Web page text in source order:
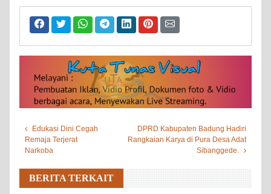
Edukasi Dini Cegah
Remaja Terjerat
Narkoba
DPRD Kabupaten Badung Hadiri
Rangkaian Karya di Pura Desa Adat
Sibanggede.
BERITA TERKAIT